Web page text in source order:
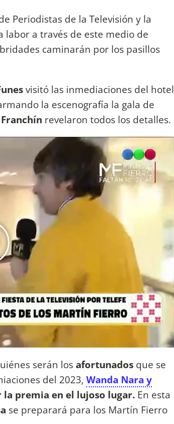
Periodistas de la Televisión y la
labor a través de este medio de
caminarán por los pasillos
visitó las inmediaciones del hotel
la escenografía la gala de
revelaron todos los detalles.
serán losafortunados que se
del 2023, Wanda Nara y
premia en el lujoso lugar. En esta
se preparará para los Martín Fierro